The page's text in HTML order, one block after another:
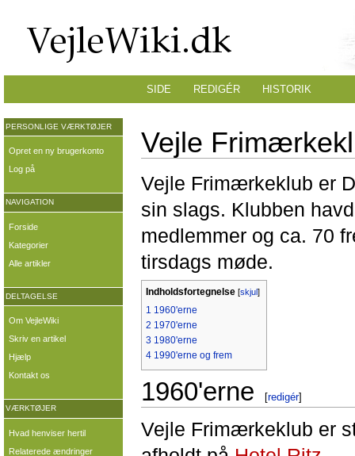
Vejle
Vejle Frimærkeklub er
sin slags. Klubben
medlemmer og ca. 70
tirsdags møde.
Indholdsfortegnelse [skjul]
1 1960'erne
2 1970'erne
3 1980'erne
4 1990'erne og frem
1960'erne [redigér]
Vejle Frimærkeklub er
SIDE REDIGÉR HISTORIK
PERSONLIGE VÆRKTØJER
Opret en ny brugerkonto
Log på
NAVIGATION
Forside
Kategorier
Alle artikler
DELTAGELSE
Om VejleWiki
Skriv en artikel
Hjælp
Kontakt os
VÆRKTØJER
Hvad henviser hertil
Relaterede ændringer